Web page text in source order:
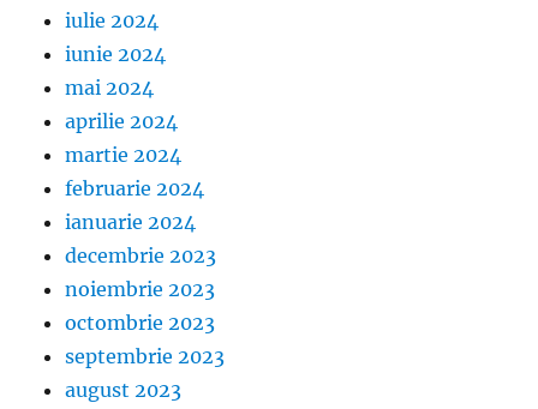
iulie 2024
iunie 2024
mai 2024
aprilie 2024
martie 2024
februarie 2024
ianuarie 2024
decembrie 2023
noiembrie 2023
octombrie 2023
septembrie 2023
august 2023